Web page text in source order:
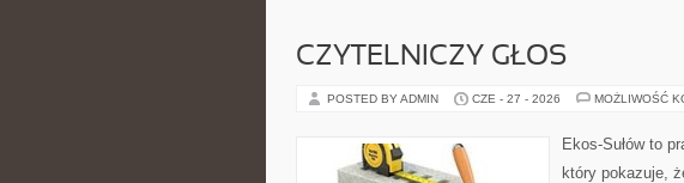
CZYTELNICZY GŁOS
POSTED BY ADMIN CZE - 27 - 2026 MOŻLIWOŚĆ
Ekos-Sułów to
który pokazuje,